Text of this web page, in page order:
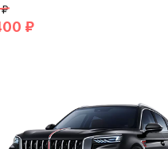
₽
₽